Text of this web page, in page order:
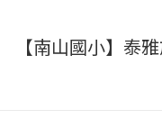
Next【南山國小】泰